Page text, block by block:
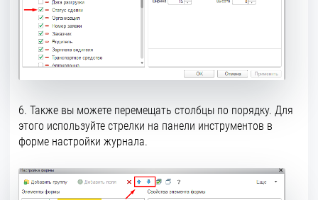
6. Также вы можете перемещать столбцы по порядку. Для
этого используйте стрелки на панели инструментов в
форме настройки журнала.